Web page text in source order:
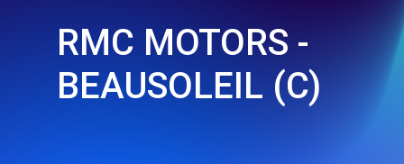
RMC MOTORS -
BEAUSOLEIL (C)